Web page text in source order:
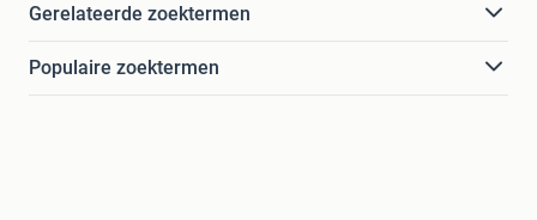
Gerelateerde zoektermen
Populaire zoektermen